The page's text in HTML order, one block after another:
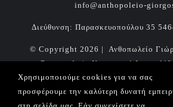
info@anthopoleio-
Διεύθυνση: Παρασκευοπούλου 35
© Copyright 2026 | Ανθοπωλείο
Reserved | Κατασκευή
Χρησιμοποιούμε cookies για να σας
προσφέρουμε την καλύτερη δυνατή